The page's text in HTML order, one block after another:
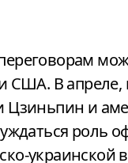
США. В
Цзиньпин и
роль
украинской